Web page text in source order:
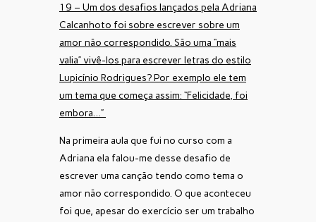
19 – Um dos desafios lançados pela Adriana
Calcanhoto foi sobre escrever sobre um
amor não correspondido. São uma “mais
valia” vivê-los para escrever letras do estilo
Lupicínio Rodrigues? Por exemplo ele tem
um tema que começa assim: “Felicidade, foi
embora…”
Na primeira aula que fui no curso com a
Adriana ela falou-me desse desafio de
escrever uma canção tendo como tema o
amor não correspondido. O que aconteceu
foi que, apesar do exercício ser um trabalho